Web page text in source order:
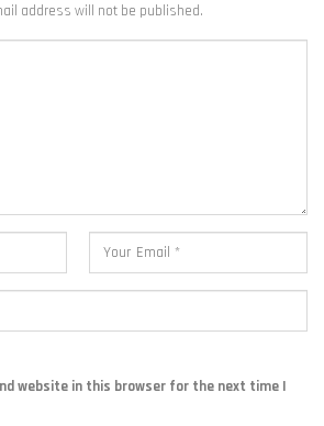
address will not be published.
website in this browser for the next time I